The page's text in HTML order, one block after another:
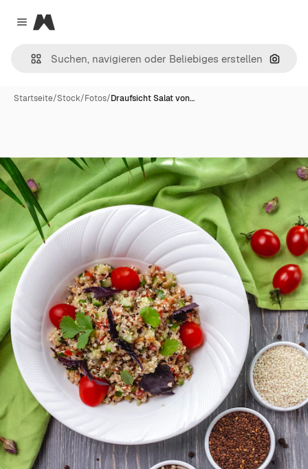
Close menu
Magnific
Nach
Startseite/Stock/Fotos/Draufsicht Salat von…